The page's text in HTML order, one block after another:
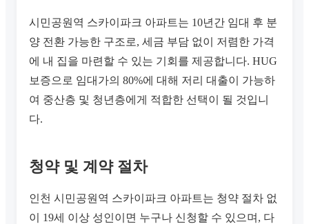
시민공원역 스카이파크 아파트는 10년간 임대 후 분
양 전환 가능한 구조로, 세금 부담 없이 저렴한 가격
에 내 집을 마련할 수 있는 기회를 제공합니다. HUG
보증으로 임대가의 80%에 대해 저리 대출이 가능하
여 중산층 및 청년층에게 적합한 선택이 될 것입니
다.
청약 및 계약 절차
인천 시민공원역 스카이파크 아파트는 청약 절차 없
이 19세 이상 성인이면 누구나 신청할 수 있으며, 다